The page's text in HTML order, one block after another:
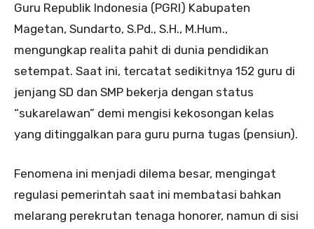
Guru Republik Indonesia (PGRI) Kabupaten
Magetan, Sundarto, S.Pd., S.H., M.Hum.,
mengungkap realita pahit di dunia pendidikan
setempat. Saat ini, tercatat sedikitnya 152 guru di
jenjang SD dan SMP bekerja dengan status
“sukarelawan” demi mengisi kekosongan kelas
yang ditinggalkan para guru purna tugas (pensiun).
Fenomena ini menjadi dilema besar, mengingat
regulasi pemerintah saat ini membatasi bahkan
melarang perekrutan tenaga honorer, namun di sisi